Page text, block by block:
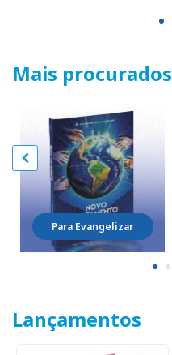
Mais procurados
Para Evangelizar
Lançamentos